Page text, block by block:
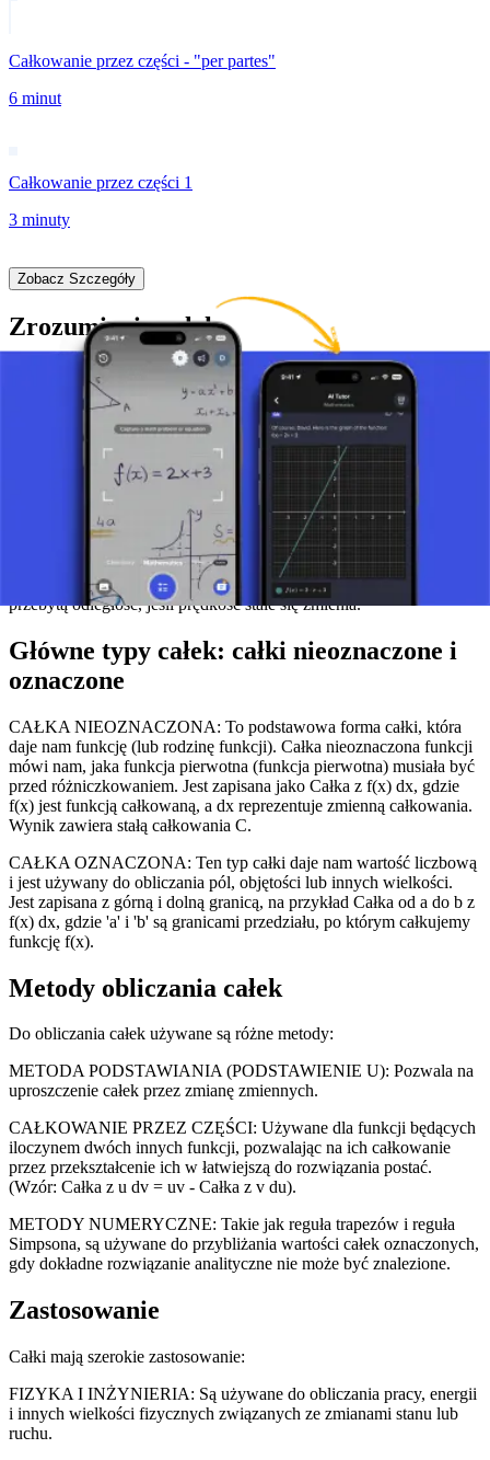
Całkowanie przez części - "per partes"
6 minut
Całkowanie przez części 1
3 minuty
Zobacz Szczegóły
Zrozumienie całek
Całki są używane do radzenia sobie z nieskończenie małymi
wielkościami i ich sumowaniem do wartości końcowej, której
szukamy. Całki można podzielić na dwie główne kategorie: całki
nieoznaczone i całki oznaczone.
Czym jest całka?
Na najbardziej podstawowym poziomie całka może być rozumiana
jako proces, za pomocą którego obliczamy całkowitą wartość lub
"sumę" czegoś, co się zmienia. Całka pozwala nam obliczyć na
przykład całkowite pole pod krzywą na wykresie lub całkowitą
przebytą odległość, jeśli prędkość stale się zmienia.
Główne typy całek: całki nieoznaczone i
oznaczone
CAŁKA NIEOZNACZONA: To podstawowa forma całki, która
daje nam funkcję (lub rodzinę funkcji). Całka nieoznaczona funkcji
mówi nam, jaka funkcja pierwotna (funkcja pierwotna) musiała być
przed różniczkowaniem. Jest zapisana jako Całka z f(x) dx, gdzie
f(x) jest funkcją całkowaną, a dx reprezentuje zmienną całkowania.
Wynik zawiera stałą całkowania C.
CAŁKA OZNACZONA: Ten typ całki daje nam wartość liczbową
i jest używany do obliczania pól, objętości lub innych wielkości.
Jest zapisana z górną i dolną granicą, na przykład Całka od a do b z
f(x) dx, gdzie 'a' i 'b' są granicami przedziału, po którym całkujemy
funkcję f(x).
Metody obliczania całek
Do obliczania całek używane są różne metody:
METODA PODSTAWIANIA (PODSTAWIENIE U): Pozwala na
uproszczenie całek przez zmianę zmiennych.
CAŁKOWANIE PRZEZ CZĘŚCI: Używane dla funkcji będących
iloczynem dwóch innych funkcji, pozwalając na ich całkowanie
przez przekształcenie ich w łatwiejszą do rozwiązania postać.
(Wzór: Całka z u dv = uv - Całka z v du).
METODY NUMERYCZNE: Takie jak reguła trapezów i reguła
Simpsona, są używane do przybliżania wartości całek oznaczonych,
gdy dokładne rozwiązanie analityczne nie może być znalezione.
Zastosowanie
Całki mają szerokie zastosowanie:
FIZYKA I INŻYNIERIA: Są używane do obliczania pracy, energii
i innych wielkości fizycznych związanych ze zmianami stanu lub
ruchu.